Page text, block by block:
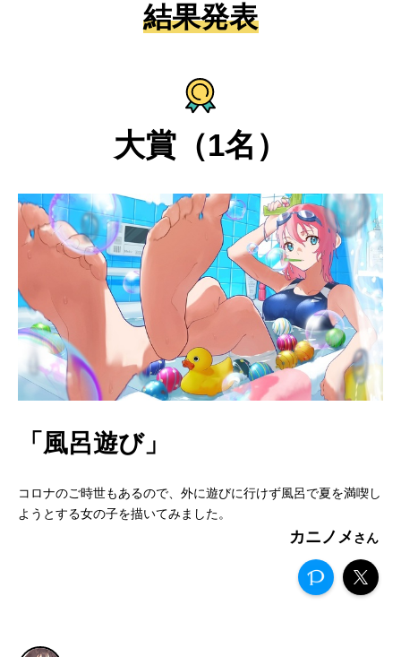
結果発表
大賞（1名）
「風呂遊び」
コロナのご時世もあるので、外に遊びに行けず風呂で夏を満喫し
ようとする女の子を描いてみました。
カニノメ